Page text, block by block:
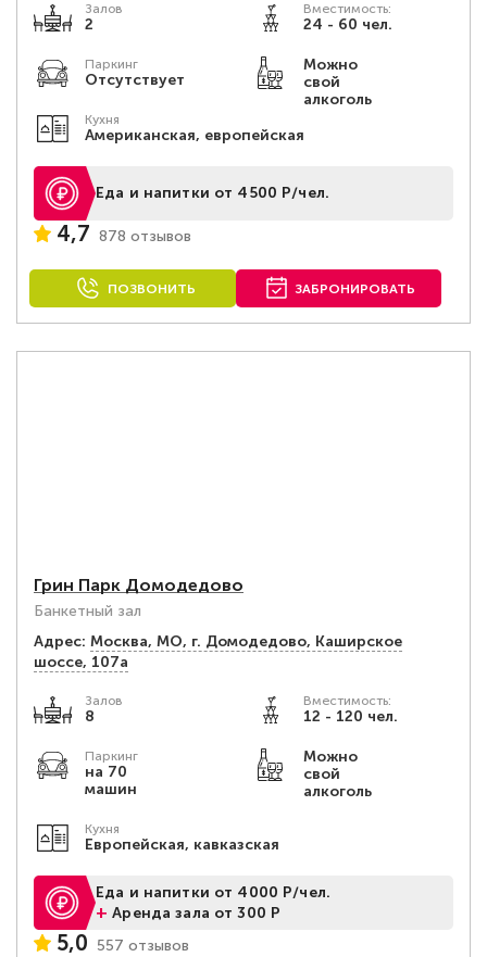
Залов
2
Вместимость:
24 - 60 чел.
Паркинг
Отсутствует
Можно
свой
алкоголь
Кухня
Американская, европейская
Еда и напитки от 4500 Р/чел.
4,7 878 отзывов
ПОЗВОНИТЬ ЗАБРОНИРОВАТЬ
Грин Парк Домодедово
Банкетный зал
Адрес: Москва, МО, г. Домодедово, Каширское
шоссе, 107а
Залов
8
Вместимость:
12 - 120 чел.
Паркинг
на 70
машин
Можно
свой
алкоголь
Кухня
Европейская, кавказская
Еда и напитки от 4000 Р/чел.
+Аренда зала от 300 Р
5,0 557 отзывов